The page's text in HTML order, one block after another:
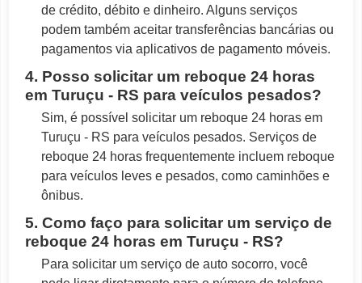
de crédito, débito e dinheiro. Alguns serviços
podem também aceitar transferências bancárias ou
pagamentos via aplicativos de pagamento móveis.
4. Posso solicitar um reboque 24 horas
em Turuçu - RS para veículos pesados?
Sim, é possível solicitar um reboque 24 horas em
Turuçu - RS para veículos pesados. Serviços de
reboque 24 horas frequentemente incluem reboque
para veículos leves e pesados, como caminhões e
ônibus.
5. Como faço para solicitar um serviço de
reboque 24 horas em Turuçu - RS?
Para solicitar um serviço de auto socorro, você